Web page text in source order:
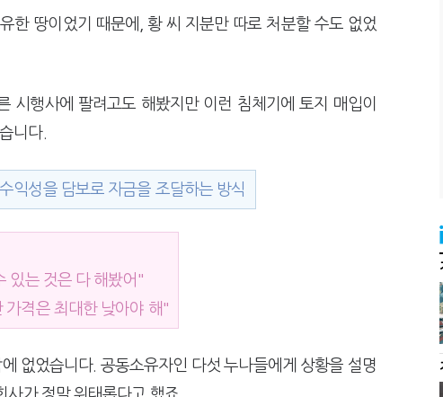
한 땅이었기 때문에, 황 씨 지분만 따로 처분할 수도 없었
시행사에 팔려고도 해봤지만 이런 침체기에 토지 매입이
니다.
익성을 담보로 자금을 조달하는 방식
있는 것은 다 해봤어"
가격은 최대한 낮아야 해"
없었습니다. 공동소유자인 다섯 누나들에게 상황을 설명